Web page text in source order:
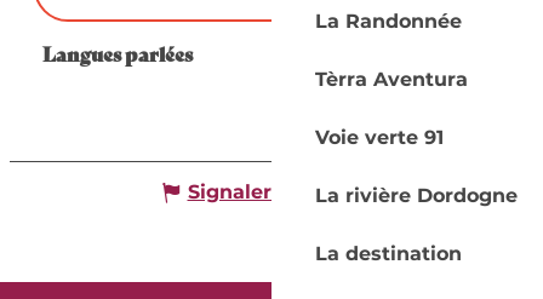
La Randonnée
Tèrra Aventura
Voie verte 91
La rivière Dordogne
La destination
Langues parlées
Langues parlées
Signaler une erreur